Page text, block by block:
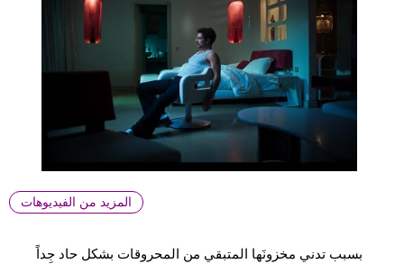
المزيد من الفيديوهات
بسبب تدني مخزونَها المتبقي من المحروقات بشكل حاد جِداً